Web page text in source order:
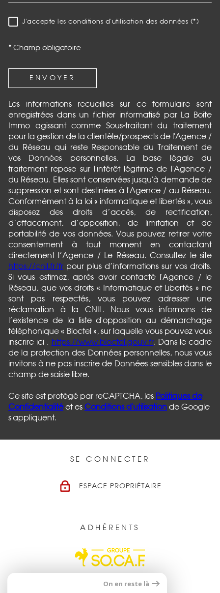
RÈGLEMENTATION
J'accepte les conditions d'utilisation des données (*)
* Champ obligatoire
ENVOYER
Les informations recueillies sur ce formulaire sont
enregistrées dans un fichier informatisé par La Boite
Immo agissant comme Sous-traitant du traitement
pour la gestion de la clientèle/prospects de l'Agence /
du Réseau qui reste Responsable du Traitement de
vos Données personnelles. La base légale du
traitement repose sur l'intérêt légitime de l'Agence /
du Réseau. Elles sont conservées jusqu'à demande de
suppression et sont destinées à l'Agence / au Réseau.
Conformément à la loi « informatique et libertés », vous
disposez des droits d’accès, de rectification,
d’effacement, d’opposition, de limitation et de
portabilité de vos données. Vous pouvez retirer votre
consentement à tout moment en contactant
directement l’Agence / Le Réseau. Consultez le site
https://cnil.fr/fr pour plus d’informations sur vos droits.
Si vous estimez, après avoir contacté l'Agence / le
Réseau, que vos droits « Informatique et Libertés » ne
sont pas respectés, vous pouvez adresser une
réclamation à la CNIL. Nous vous informons de
l’existence de la liste d'opposition au démarchage
téléphonique « Bloctel », sur laquelle vous pouvez vous
inscrire ici : https://www.bloctel.gouv.fr. Dans le cadre
de la protection des Données personnelles, nous vous
invitons à ne pas inscrire de Données sensibles dans le
champ de saisie libre.
Ce site est protégé par reCAPTCHA, les Politiques de
Confidentialitéet es Conditions d'utilisation de Google
s'appliquent.
SE CONNECTER
ESPACE PROPRIÉTAIRE
ADHÉRENTS
On en reste là